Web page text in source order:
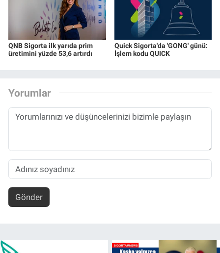
QNB Sigorta ilk yarıda prim
üretimini yüzde 53,6 artırdı
Quick Sigorta'da 'GONG' günü:
İşlem kodu QUICK
Yorumlar
Gönder